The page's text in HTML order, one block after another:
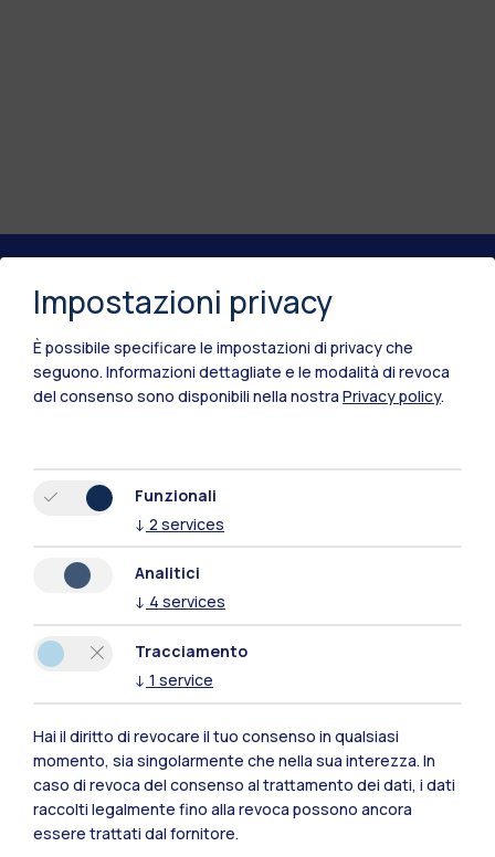
Polimi Community
Tutti i siti dell’ecosistema
IT EN
Sedi
Milano Leonardo
Impostazioni privacy
È possibile specificare le impostazioni di privacy che
seguono. Informazioni dettagliate e le modalità di revoca
del consenso sono disponibili nella nostra Privacy policy.
Funzionali
↓ 2 services
Analitici
↓ 4 services
Tracciamento
↓ 1 service
Hai il diritto di revocare il tuo consenso in qualsiasi
momento, sia singolarmente che nella sua interezza. In
caso di revoca del consenso al trattamento dei dati, i dati
raccolti legalmente fino alla revoca possono ancora
essere trattati dal fornitore.